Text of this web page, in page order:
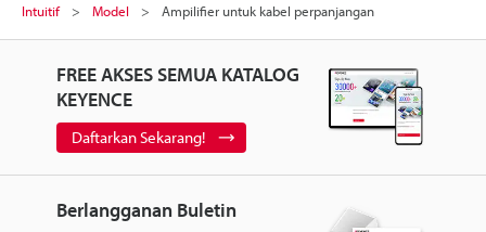
Intuitif
Model Ampilifier untuk kabel perpanjangan
FREE AKSES SEMUA KATALOG
KEYENCE
Daftarkan Sekarang!
Berlangganan Buletin